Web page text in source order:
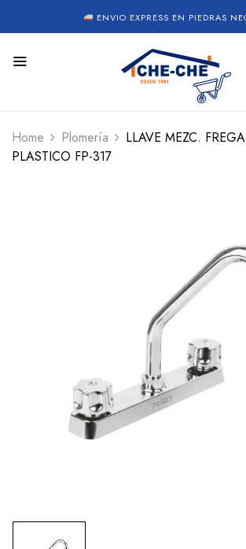
ENVIO EXPRESS EN PIEDRAS
Home Plomería
LLAVE MEZC.
PLASTICO FP-317